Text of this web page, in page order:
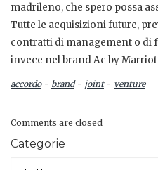
madrileno, che spero possa
Tutte le acquisizioni future,
contratti di management o di
invece nel brand Ac by
accordo- brand- joint- venture
Comments are closed
Categorie